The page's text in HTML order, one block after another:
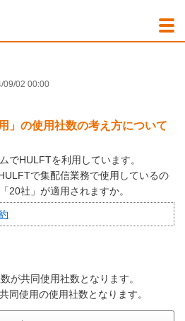
09/02 00:00
」の使用社数の考え方について
でHULFTを利用しています。
で集配信業務で使用しているの
20社」が適用されますか。
が共同使用社数となります。
同使用の使用社数となります。